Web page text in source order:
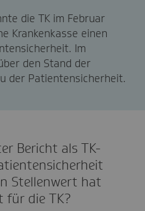
die TK im Februar
Krankenkasse einen
Im
den Stand der
der Patientensicherheit.
Bericht als TK-
Stellenwert hat
für die TK?